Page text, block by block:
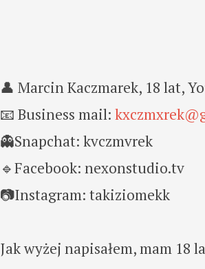
👤 Marcin Kaczmarek, 18 lat,
📧 Business mail:
👻Snapchat: kvczmvrek
🔹Facebook: nexonstudio.tv
📷Instagram: takiziomekk
Jak wyżej napisałem, mam